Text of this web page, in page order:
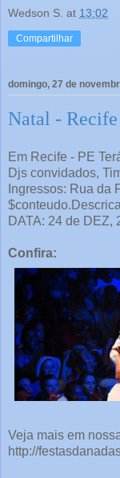
Wedson S. at 13:02
Compartilhar
domingo, 27 de
Natal -
Em Recife - PE
Djs convidados,
Ingressos: Rua da
DATA: 24 de DEZ,
Confira:
Veja mais em
http://